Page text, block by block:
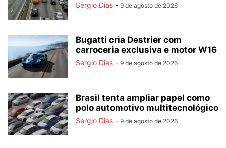
Sergio Dias - 9 de agosto de 2026
Bugatti cria Destrier com
carroceria exclusiva e motor W16
Sergio Dias - 9 de agosto de 2026
Brasil tenta ampliar papel como
polo automotivo multitecnológico
Sergio Dias - 9 de agosto de 2026